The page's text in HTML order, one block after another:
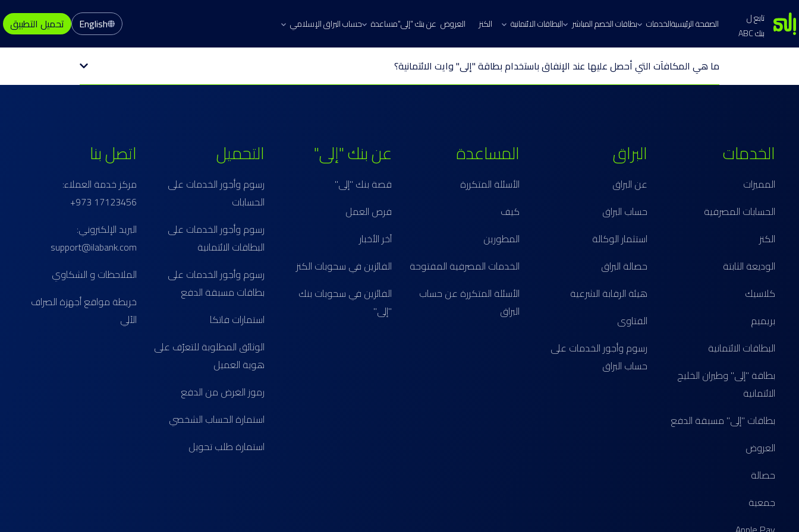
تابع ل
بنك ABC
الصفحة الرئيسيةالخدمات بطاقات الخصم المباشر البطاقات الائتمانية الكنز العروض عن بنك "إلى"مساعدة حساب البراق الإسلامي English تحميل التطبيق
ما هي المكافآت التي أحصل عليها عند الإنفاق باستخدام بطاقة "إلى" وايت الائتمانية؟
الخدمات
المميزات
الحسابات المصرفية
الكنز
الوديعة الثابتة
كلاسيك
بريميم
البطاقات الائتمانية
بطاقة "إلى" وطيران الخليج
الائتمانية
بطاقات "إلى" مسبقة الدفع
العروض
حصالة
جمعية
البراق
عن البراق
حساب البراق
استثمار الوكالة
حصالة البراق
هيئة الرقابة الشرعية
الفتاوى
رسوم وأجور الخدمات على
حساب البراق
المساعدة
الأسئلة المتكررة
كيف
المطورين
الخدمات المصرفية المفتوحة
الأسئلة المتكررة عن حساب
البراق
عن بنك "إلى"
قصة بنك "إلى"
فرص العمل
آخر الأخبار
الفائزين في سحوبات الكنز
الفائزين في سحوبات بنك
"إلى"
التحميل
رسوم وأجور الخدمات على
الحسابات
رسوم وأجور الخدمات على
البطاقات الائتمانية
رسوم وأجور الخدمات على
بطاقات مسبقة الدفع
استمارات فاتكا
الوثائق المطلوبة للتعرّف على
هوية العميل
رموز الغرض من الدفع
استمارة الحساب الشخصي
استمارة طلب تحويل
اتصل بنا
مركز خدمة العملاء:
17123456 973+
البريد الإلكتروني:
support@ilabank.com
الملاحظات و الشكاوي
خريطة مواقع أجهزة الصراف
الآلي